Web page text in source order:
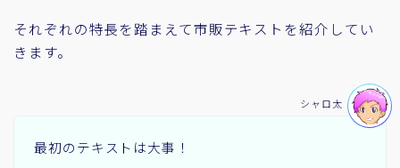
それぞれの特長を踏まえて市販テキストを紹介してい
きます。
最初のテキストは大事！
シャロ太